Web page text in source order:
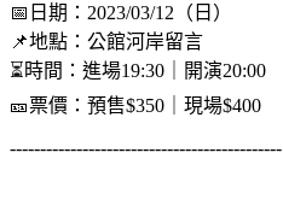
📅日期：2023/03/12（日）
📌地點：公館河岸留言
⏳時間：進場19:30｜開演20:00
🎫票價：預售$350｜現場$400
---------------------------------------------